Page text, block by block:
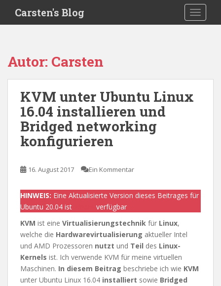
i
Carsten's Blog
Autor: Carsten
KVM unter Ubuntu Linux
16.04 installieren und
Bridged networking
konfigurieren
16. August 2017 Ein Kommentar
HINWEIS: Eine Aktualisierte Version dieses Beitrages für
Ubuntu 20.04 ist
verfügbar
KVM ist eine Virtualisierungstechnik für Linux,
welche die Hardwarevirtualisierung aktueller Intel
und AMD Prozessoren nutzt und Teil des Linux-
Kernels ist. Ich verwende KVM für meine virtuellen
Maschinen. In diesem Beitrag beschriebe ich wie KVM
unter Ubuntu Linux 16.04 installiert sowie Bridged